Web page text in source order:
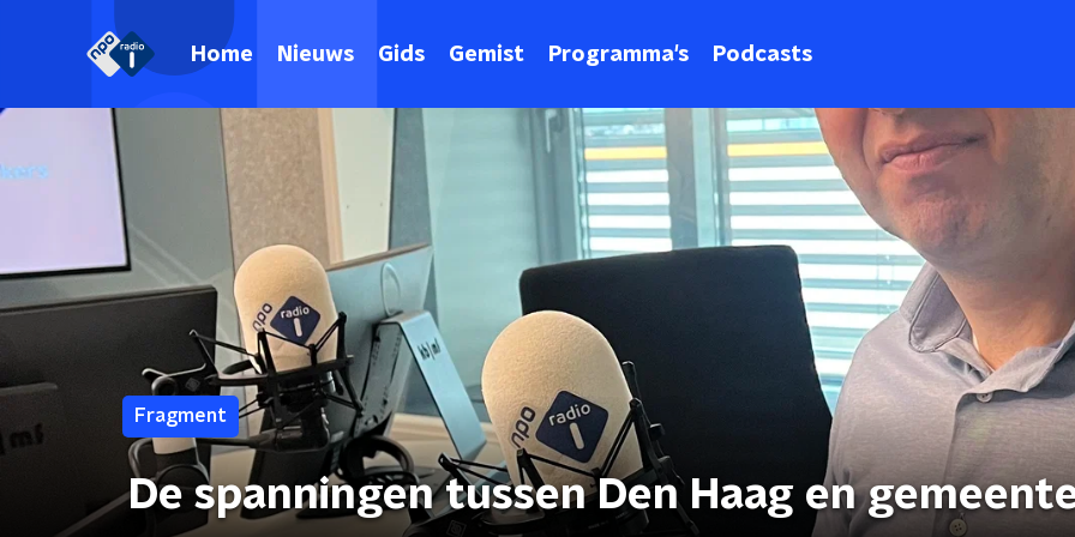
Home Nieuws Gids Gemist Programma's Podcasts
Fragment
De spanningen tussen Den Haag en